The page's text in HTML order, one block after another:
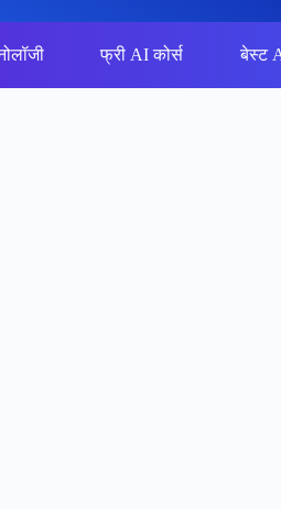
फ्री AI कोर्स बेस्ट